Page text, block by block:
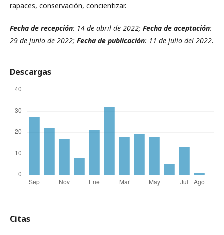
rapaces, conservación, concientizar.
Fecha de recepción: 14 de abril de 2022; Fecha de aceptación:
29 de junio de 2022; Fecha de publicación: 11 de julio del 2022.
Descargas
Citas